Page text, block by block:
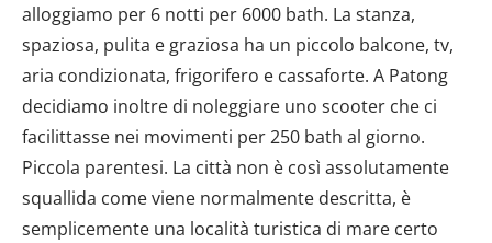
alloggiamo per 6 notti per 6000 bath. La stanza,
spaziosa, pulita e graziosa ha un piccolo balcone, tv,
aria condizionata, frigorifero e cassaforte. A Patong
decidiamo inoltre di noleggiare uno scooter che ci
facilittasse nei movimenti per 250 bath al giorno.
Piccola parentesi. La città non è così assolutamente
squallida come viene normalmente descritta, è
semplicemente una località turistica di mare certo